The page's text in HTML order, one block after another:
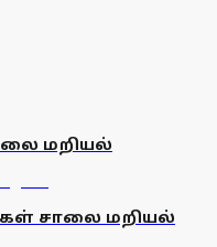
மறியல்
சாலை மறியல்